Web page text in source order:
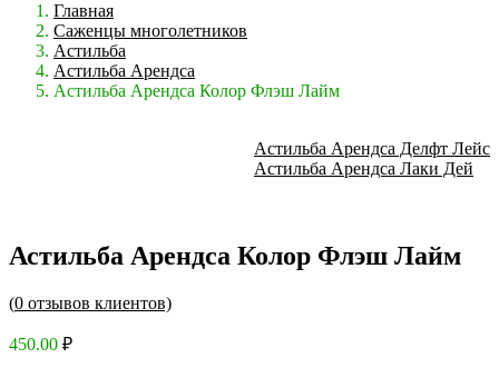
Главная
Саженцы многолетников
Астильба
Астильба Арендса
Астильба Арендса Колор Флэш Лайм
Астильба Арендса Делфт Лейс
Астильба Арендса Лаки Дей
Астильба Арендса Колор Флэш Лайм
(0 отзывов клиентов)
450.00 ₽